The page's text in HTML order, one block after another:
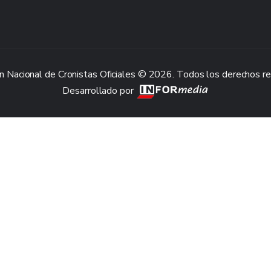
Nacional de Cronistas Oficiales © 2026. Todos los derechos
Desarrollado por